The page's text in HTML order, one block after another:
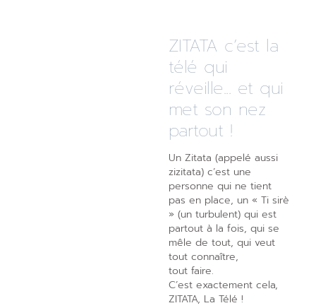
ZITATA c’est la
télé qui
réveille... et qui
met son nez
partout !
Un Zitata (appelé aussi
zizitata) c’est une
personne qui ne tient
pas en place, un « Ti sirè
» (un turbulent) qui est
partout à la fois, qui se
mêle de tout, qui veut
tout connaître,
tout faire.
C’est exactement cela,
ZITATA, La Télé !